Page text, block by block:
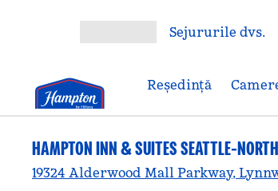
Deschideți meniulSejururile dvs.
Reşedinţă
HAMPTON INN & SUITES SEATTLE-
19324 Alderwood Mall Parkway,